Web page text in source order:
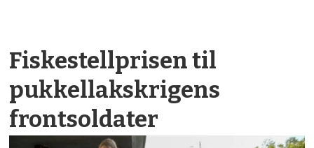
Fiskestellprisen til
pukkellakskrigens
frontsoldater